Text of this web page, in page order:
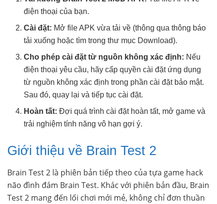
điện thoại của bạn.
Cài đặt: Mở file APK vừa tải về (thông qua thông báo
tải xuống hoặc tìm trong thư mục Download).
Cho phép cài đặt từ nguồn không xác định: Nếu
điện thoại yêu cầu, hãy cấp quyền cài đặt ứng dụng
từ nguồn không xác định trong phần cài đặt bảo mật.
Sau đó, quay lại và tiếp tục cài đặt.
Hoàn tất: Đợi quá trình cài đặt hoàn tất, mở game và
trải nghiệm tính năng vô hạn gợi ý.
Giới thiệu về Brain Test 2
Brain Test 2 là phiên bản tiếp theo của tựa game hack
não đình đám Brain Test. Khác với phiên bản đầu, Brain
Test 2 mang đến lối chơi mới mẻ, không chỉ đơn thuần